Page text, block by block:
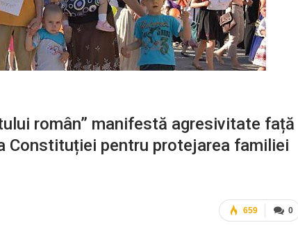
român” manifestă agresivitate față
Constituției pentru protejarea familiei
0
659